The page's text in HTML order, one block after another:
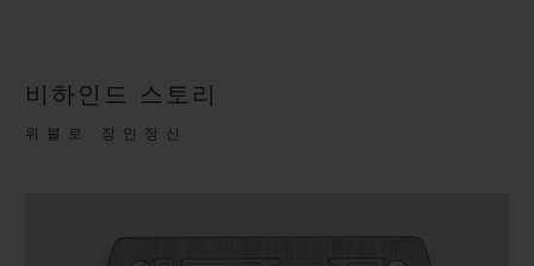
비하인드 스토리
위블로 장인정신